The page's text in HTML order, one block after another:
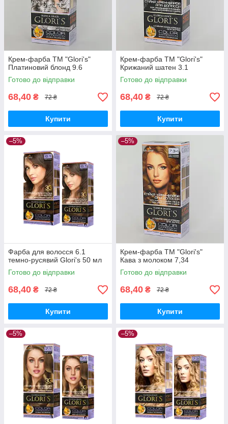
Крем-фарба ТМ "Glori's"
Платиновий блонд 9.6
Готово до відправки
68,40 ₴ 72 ₴
Купити
Крем-фарба ТМ "Glori's"
Крижаний шатен 3.1
Готово до відправки
68,40 ₴ 72 ₴
Купити
–5%
Фарба для волосся 6.1
темно-русявий Glori's 50 мл
Готово до відправки
68,40 ₴ 72 ₴
Купити
–5%
Крем-фарба ТМ "Glori's"
Кава з молоком 7,34
Готово до відправки
68,40 ₴ 72 ₴
Купити
–5% –5%